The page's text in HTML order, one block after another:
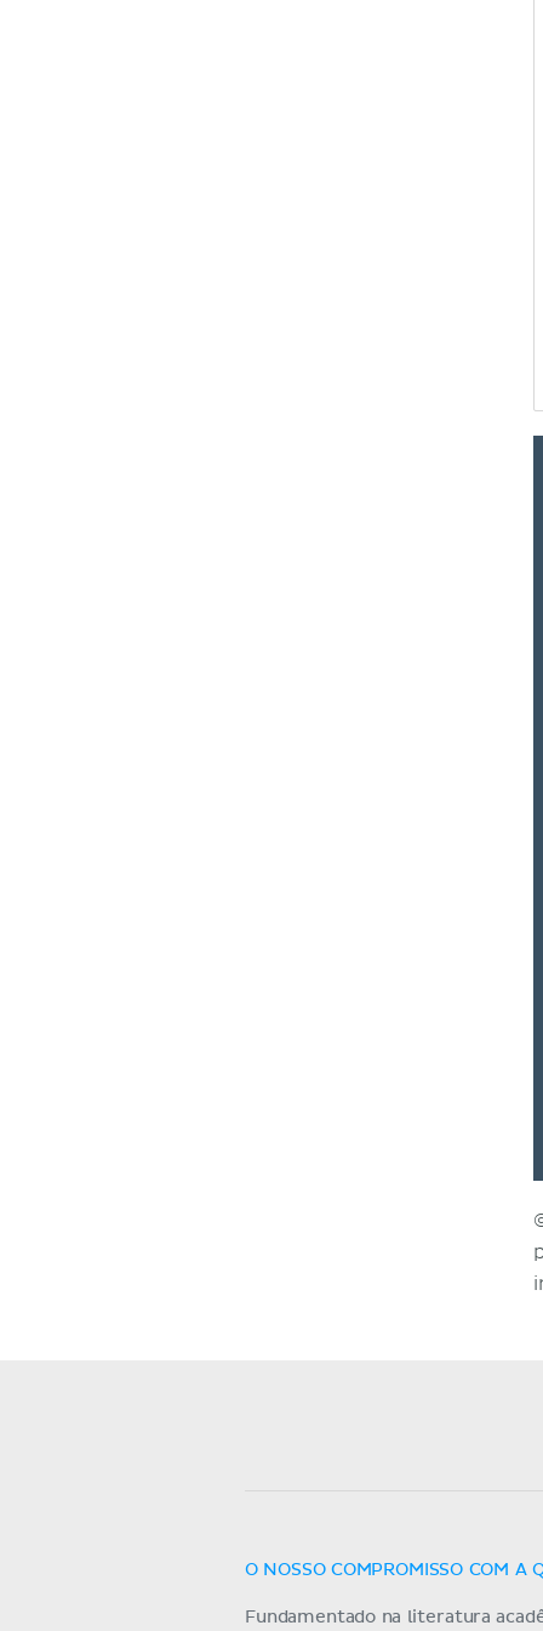
O NOSSO COMPROMISSO COM A
Fundamentado na literatura